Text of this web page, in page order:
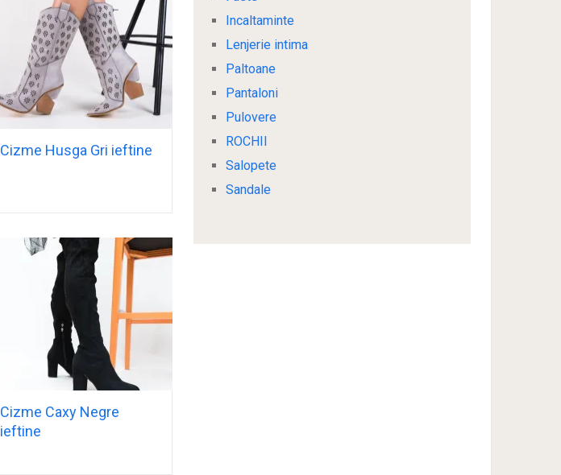
Cizme Husga Gri ieftine
Cizme Caxy Negre
ieftine
Incaltaminte
Lenjerie intima
Paltoane
Pantaloni
Pulovere
ROCHII
Salopete
Sandale